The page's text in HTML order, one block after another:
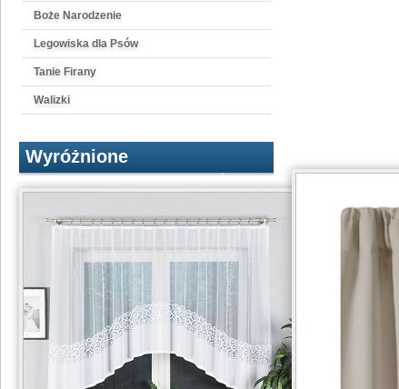
Boże Narodzenie
Legowiska dla Psów
Tanie Firany
Walizki
Wyróżnione